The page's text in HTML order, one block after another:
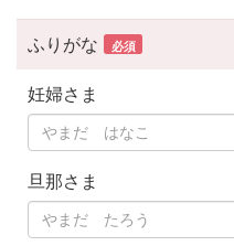
ふりがな 必須
妊婦さま
旦那さま